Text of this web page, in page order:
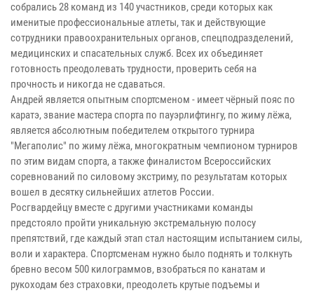
собрались 28 команд из 140 участников, среди которых как
именитые профессиональные атлеты, так и действующие
сотрудники правоохранительных органов, спецподразделений,
медицинских и спасательных служб. Всех их объединяет
готовность преодолевать трудности, проверить себя на
прочность и никогда не сдаваться.
Андрей является опытным спортсменом - имеет чёрный пояс по
каратэ, звание мастера спорта по пауэрлифтингу, по жиму лёжа,
является абсолютным победителем открытого турнира
"Мегаполис" по жиму лёжа, многократным чемпионом турниров
по этим видам спорта, а также финалистом Всероссийских
соревнований по силовому экстриму, по результатам которых
вошел в десятку сильнейших атлетов России.
Росгвардейцу вместе с другими участниками команды
предстояло пройти уникальную экстремальную полосу
препятствий, где каждый этап стал настоящим испытанием силы,
воли и характера. Спортсменам нужно было поднять и толкнуть
бревно весом 500 килограммов, взобраться по канатам и
рукоходам без страховки, преодолеть крутые подъемы и